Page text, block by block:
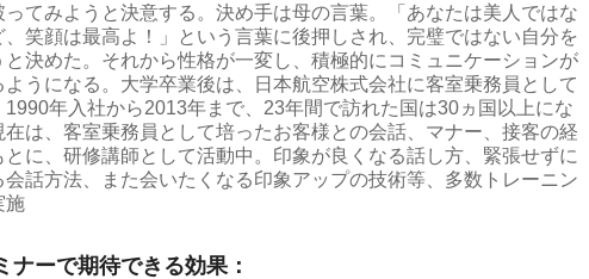
ってみようと決意する。決め手は母の言葉。「あなたは美人ではな
、笑顔は最高よ！」という言葉に後押しされ、完璧ではない自分を
と決めた。それから性格が一変し、積極的にコミュニケーションが
ようになる。大学卒業後は、日本航空株式会社に客室乗務員として
1990年入社から2013年まで、23年間で訪れた国は30ヵ国以上にな
在は、客室乗務員として培ったお客様との会話、マナー、接客の経
とに、研修講師として活動中。印象が良くなる話し方、緊張せずに
会話方法、また会いたくなる印象アップの技術等、多数トレーニン
施
ナーで期待できる効果：